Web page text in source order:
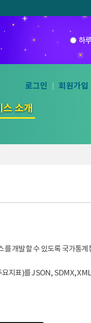
하
스 소개
로그인 회원가입
개발할 수 있도록 국가통
지표)를 JSON, SDMX,